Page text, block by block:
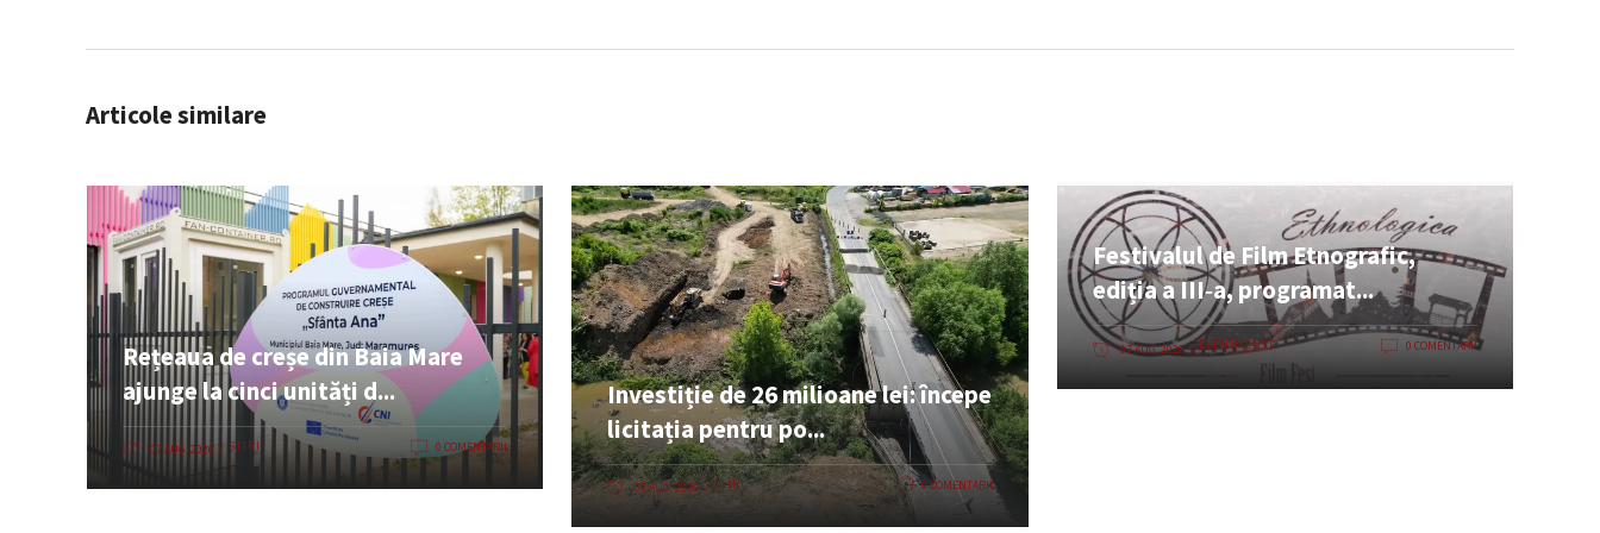
Articole similare
Rețeaua de creșe din Baia Mare
ajunge la cinci unități d...
07 AUG. 2026 ȘTIRI 0 COMENTARII
Investiție de 26 milioane lei: începe
licitația pentru po...
07 AUG. 2026 ȘTIRI 0 COMENTARII
Festivalul de Film Etnografic,
ediția a III‑a, programat...
07 AUG. 2026 EVENIMENTE 0 COMENTARII